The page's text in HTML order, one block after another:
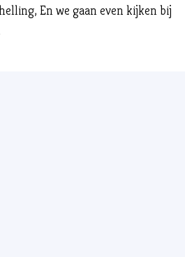
En we gaan even kijken bij